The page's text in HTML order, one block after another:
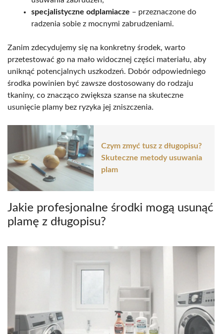
specjalistyczne odplamiacze – przeznaczone do
radzenia sobie z mocnymi zabrudzeniami.
Zanim zdecydujemy się na konkretny środek, warto
przetestować go na mało widocznej części materiału, aby
uniknąć potencjalnych uszkodzeń. Dobór odpowiedniego
środka powinien być zawsze dostosowany do rodzaju
tkaniny, co znacząco zwiększa szanse na skuteczne
usunięcie plamy bez ryzyka jej zniszczenia.
Czym zmyć tusz z długopisu?
Skuteczne metody usuwania
plam
Jakie profesjonalne środki mogą usunąć
plamę z długopisu?